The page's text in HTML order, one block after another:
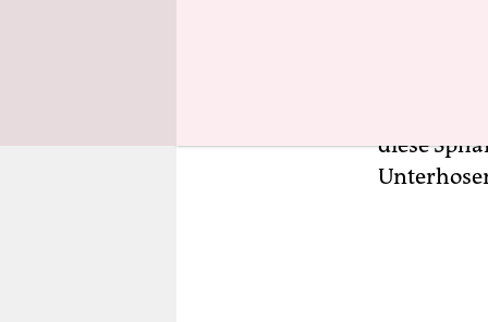
als
Karriere
diese